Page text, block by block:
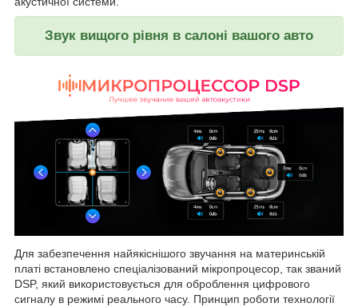
Звук вищого рівня в салоні вашого авто
Для забезпечення найякіснішого звучання на материнській
платі встановлено спеціалізований мікропроцесор, так званий
DSP, який використовується для оброблення цифрового
сигналу в режимі реального часу. Принцип роботи технології